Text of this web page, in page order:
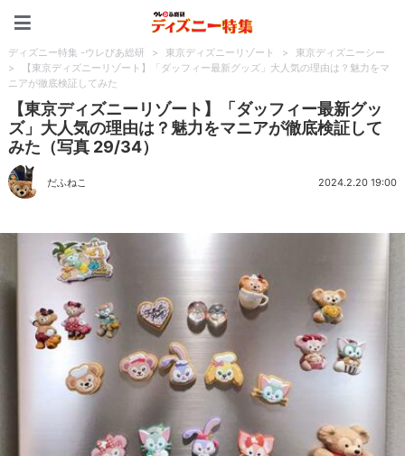
ディズニー特集 -ウレぴあ総研 > 東京ディズニーリゾート >
東京ディズニーシー
>
【東京ディズニーリゾート】「ダッフィー最新グッズ」大人気の理由は？魅力をマ
ニアが徹底検証してみた
【東京ディズニーリゾート】「ダッフィー最新グッ
ズ」大人気の理由は？魅力をマニアが徹底検証して
みた（写真 29/34）
だふねこ 2024.2.20 19:00